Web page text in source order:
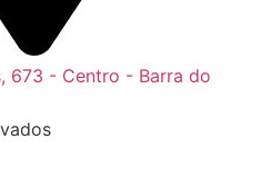
673 - Centro - Barra do